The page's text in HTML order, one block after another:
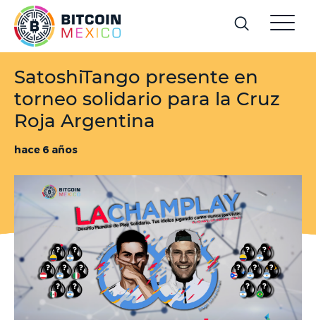
SatoshiTango presente en
torneo solidario para la Cruz
Roja Argentina
hace 6 años